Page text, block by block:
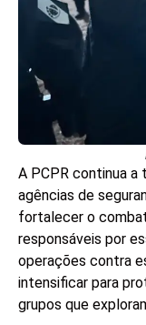
A PCPR continua a
agências de
fortalecer o
responsáveis por
operações contra
intensificar para
grupos que